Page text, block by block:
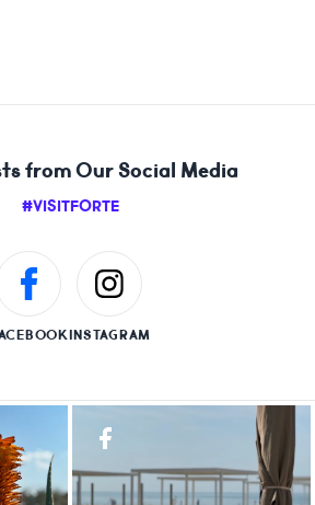
from Our Social Media
#VISITFORTE
INSTAGRAM